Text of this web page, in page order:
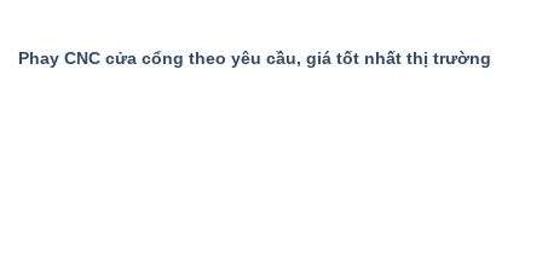
Phay CNC cửa cổng theo yêu cầu, giá tốt nhất thị trường